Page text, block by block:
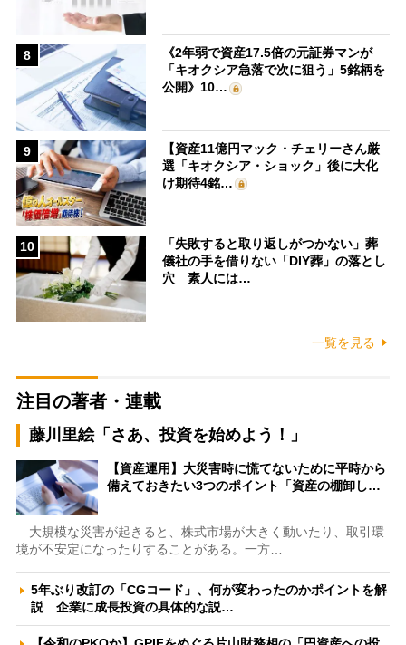
8
《2年弱で資産17.5倍の元証券マンが
「キオクシア急落で次に狙う」5銘柄を
公開》10…
9
【資産11億円マック・チェリーさん厳
選「キオクシア・ショック」後に大化
け期待4銘…
10
「失敗すると取り返しがつかない」葬
儀社の手を借りない「DIY葬」の落とし
穴 素人には…
一覧を見る
注目の著者・連載
藤川里絵「さあ、投資を始めよう！」
【資産運用】大災害時に慌てないために平時から
備えておきたい3つのポイント「資産の棚卸し…
大規模な災害が起きると、株式市場が大きく動いたり、取引環
境が不安定になったりすることがある。一方…
5年ぶり改訂の「CGコード」、何が変わったのかポイントを解
説 企業に成長投資の具体的な説…